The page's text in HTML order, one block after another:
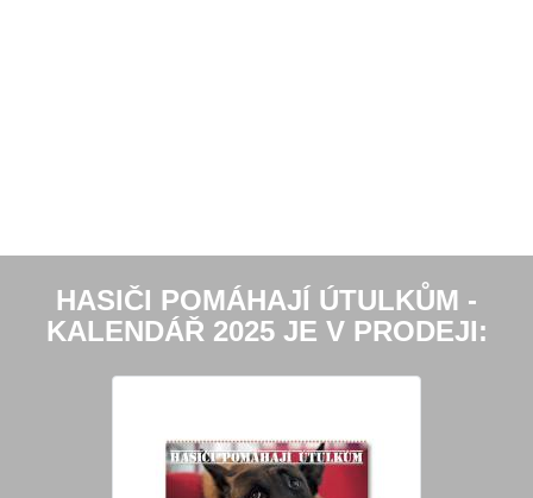
HASIČI POMÁHAJÍ ÚTULKŮM -
KALENDÁŘ 2025 JE V PRODEJI: